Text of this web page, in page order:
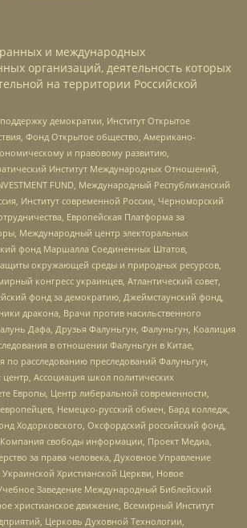
и международных
организаций, деятельность которых
на территории Российской
демократии, Институт Открытое
Фонд Открытое общество, Американо-
и правовому развитию,
Институт Международных Отношений,
FUND, Международный Республиканский
Институт современной России, Черноморский
Европейская Платформа за
Международный центр электоральных
фонд Маршалла Соединенных Штатов,
окружающей среды и природных ресурсов,
конгресс украинцев, Атлантический совет,
фонд за демократию, Джеймстаунский фонд,
дракона, Врачи против насильственного
Дафа, Друзья Фалуньгун, Фалуньгун, Коалиция
в отношении Фалуньгун в Китае,
по расследованию преследований Фалуньгун,
Ассоциация школ политических
Европы, Центр либеральной современности,
Немецко-русский обмен, Бард колледж,
Ходорковского, Оксфордский российский фонд,
свободы информации, Проект Медиа,
за права человека, Духовное Управление
Украинской Христианской Церкви, Новое
Заведение Международный Библейский
христианское движение, Всемирный Институт
Церковь Духовной Технологии,